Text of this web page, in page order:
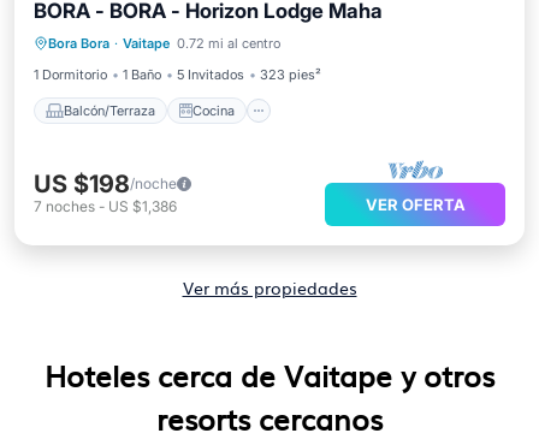
BORA - BORA - Horizon Lodge Maha
Bora Bora · Vaitape 0.72 mi al centro
1 Dormitorio
1 Baño 5 Invitados 323 pies²
Balcón/Terraza Cocina
Balcón/Terraza
Cocina
Aire acondicionado
US $198/noche
7 noches - US $1,386 VER OFERTA
Ver más propiedades
Hoteles cerca de Vaitape y otros
resorts cercanos